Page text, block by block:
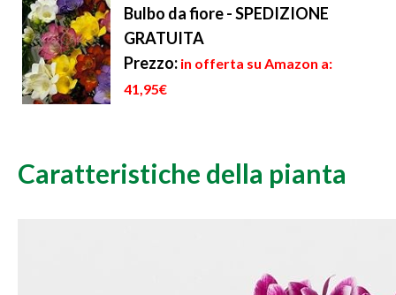
Bulbo da fiore - SPEDIZIONE
GRATUITA
Prezzo: in offerta su Amazon a:
41,95€
Caratteristiche della pianta